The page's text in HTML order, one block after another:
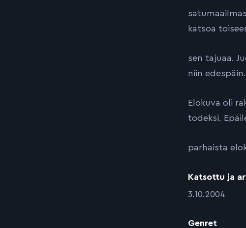
katsoa
sen tajuaa.
niin edespäin.
Elokuva oli
todeksi.
parhaista
Katsottu ja
:3.10.2004
Genret